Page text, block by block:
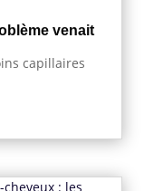
venait
capillaires